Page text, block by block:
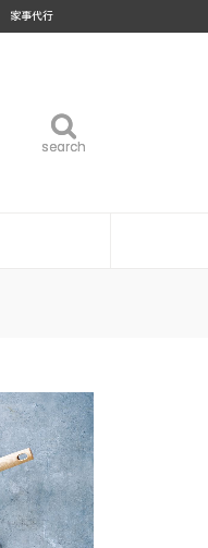
家事代行
search
search